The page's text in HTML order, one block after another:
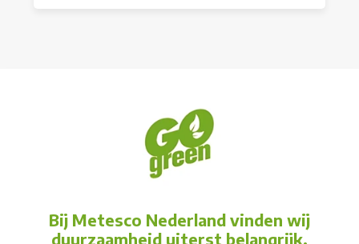
Bij Metesco Nederland vinden wij
duurzaamheid uiterst belangrijk.